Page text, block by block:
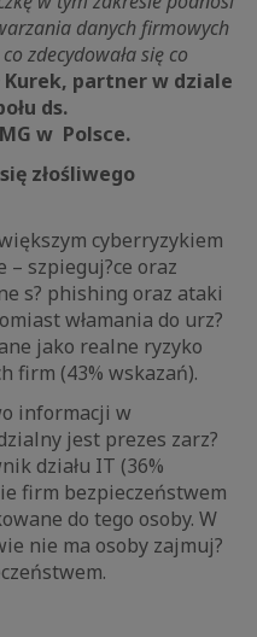
danych firmowych
zdecydowała się co
Kurek, partner w dziale
ds.
w Polsce.
złośliwego
cyberryzykiem
– szpieguj?ce oraz
s? phishing oraz ataki
włamania do urz?
jako realne ryzyko
firm (43% wskazań).
informacji w
jest prezes zarz?
działu IT (36%
firm bezpieczeństwem
do tego osoby. W
nie ma osoby zajmuj?